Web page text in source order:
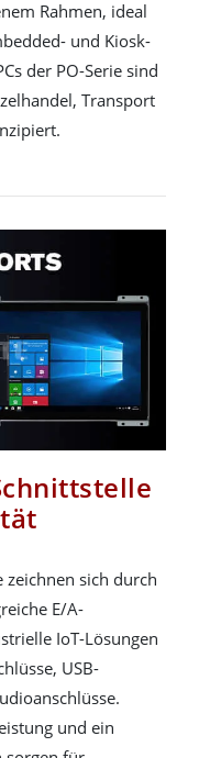
Rahmen, ideal
und Kiosk-
der PO-Serie sind
Transport
zeichnen sich durch
E/A-
IoT-Lösungen
USB-
und ein